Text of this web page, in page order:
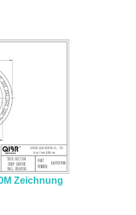
Zeichnung